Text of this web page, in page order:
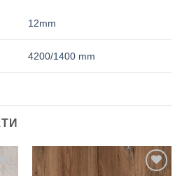
12mm
4200/1400 mm